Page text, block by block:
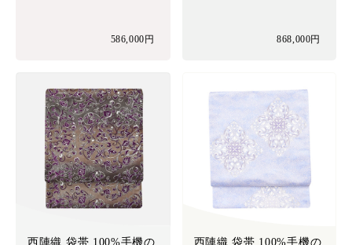
586,000円 868,000円
西陣織 袋帯 100%手機の
西陣織 袋帯 100%手機の